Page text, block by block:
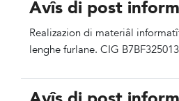
Avîs di post
Realizazion di materiâl
lenghe furlane. CIG